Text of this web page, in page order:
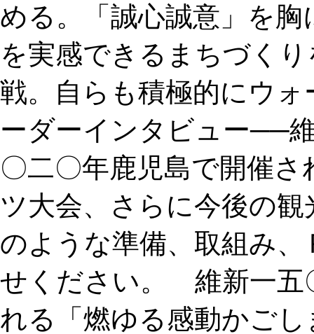
める。「誠心誠意」を
を実感できるまちづく
戦。自らも積極的にウ
ーダーインタビュー──
〇二〇年鹿児島で開催
ツ大会、さらに今後の
のような準備、取組み
せください。 維新一五
れる「燃ゆる感動かご